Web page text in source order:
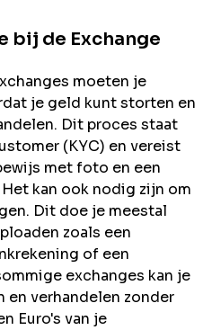
bij de Exchange
moeten je
je geld kunt storten en
Dit proces staat
(KYC) en vereist
met foto en een
kan ook nodig zijn om
Dit doe je meestal
zoals een
of een
exchanges kan je
verhandelen zonder
Euro's van je